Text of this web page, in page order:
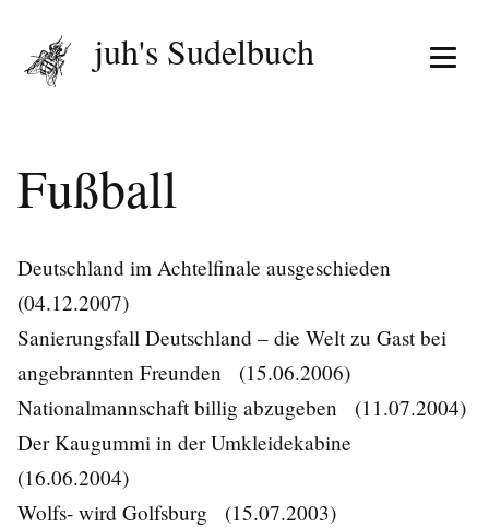
Menü
juh's Sudelbuch
Fußball
Deutschland im Achtelfinale ausgeschieden
(04.12.2007)
Sanierungsfall Deutschland – die Welt zu Gast bei
angebrannten Freunden
(15.06.2006)
Nationalmannschaft billig abzugeben
(11.07.2004)
Der Kaugummi in der Umkleidekabine
(16.06.2004)
Wolfs- wird Golfsburg
(15.07.2003)